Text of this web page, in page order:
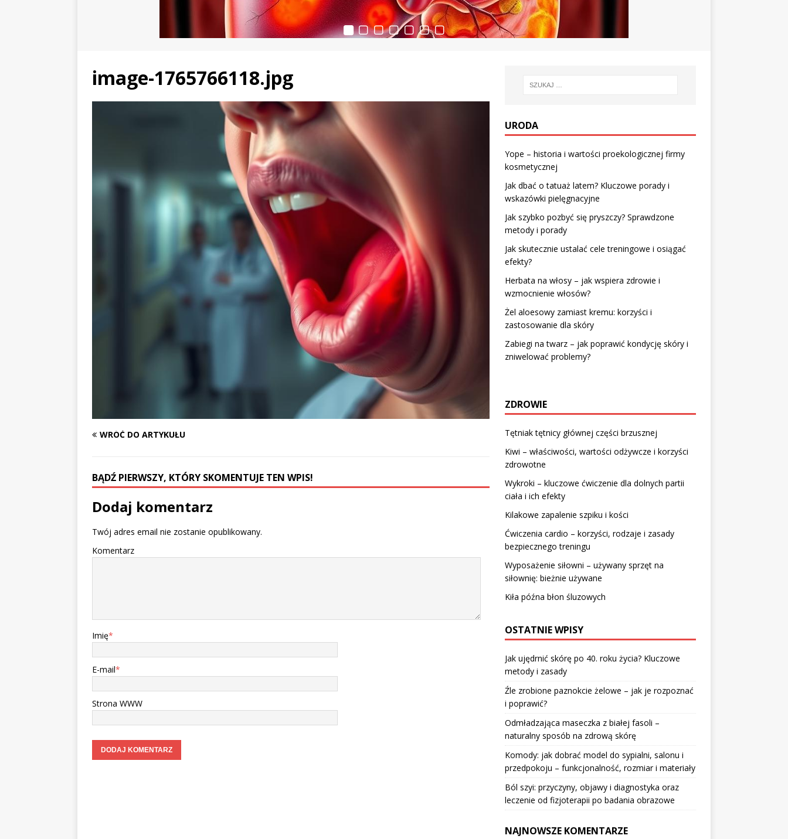
image-1765766118.jpg
WRÓĆ DO ARTYKUŁU
BĄDŹ PIERWSZY, KTÓRY SKOMENTUJE TEN WPIS!
Dodaj komentarz
Twój adres email nie zostanie opublikowany.
Komentarz
Imię*
E-mail*
Strona WWW
URODA
Yope – historia i wartości proekologicznej firmy
kosmetycznej
Jak dbać o tatuaż latem? Kluczowe porady i
wskazówki pielęgnacyjne
Jak szybko pozbyć się pryszczy? Sprawdzone
metody i porady
Jak skutecznie ustalać cele treningowe i osiągać
efekty?
Herbata na włosy – jak wspiera zdrowie i
wzmocnienie włosów?
Żel aloesowy zamiast kremu: korzyści i
zastosowanie dla skóry
Zabiegi na twarz – jak poprawić kondycję skóry i
zniwelować problemy?
ZDROWIE
Tętniak tętnicy głównej części brzusznej
Kiwi – właściwości, wartości odżywcze i korzyści
zdrowotne
Wykroki – kluczowe ćwiczenie dla dolnych partii
ciała i ich efekty
Kilakowe zapalenie szpiku i kości
Ćwiczenia cardio – korzyści, rodzaje i zasady
bezpiecznego treningu
Wyposażenie siłowni – używany sprzęt na
siłownię: bieżnie używane
Kiła późna błon śluzowych
OSTATNIE WPISY
Jak ujędrnić skórę po 40. roku życia? Kluczowe
metody i zasady
Źle zrobione paznokcie żelowe – jak je rozpoznać
i poprawić?
Odmładzająca maseczka z białej fasoli –
naturalny sposób na zdrową skórę
Komody: jak dobrać model do sypialni, salonu i
przedpokoju – funkcjonalność, rozmiar i materiały
Ból szyi: przyczyny, objawy i diagnostyka oraz
leczenie od fizjoterapii po badania obrazowe
NAJNOWSZE KOMENTARZE